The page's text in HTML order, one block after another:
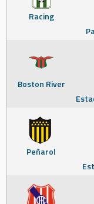
Racing
Boston River
Peñarol